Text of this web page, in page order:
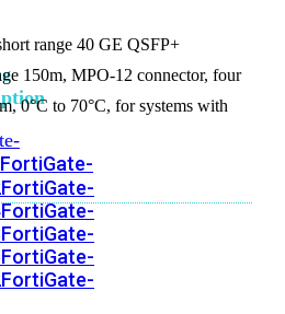
FortiGate-
FortiGate-
FortiGate-
FortiGate-
FortiGate-
FortiGate-
range 40 GE QSFP+
150m, MPO-12 connector, four
0°C to 70°C, for systems with